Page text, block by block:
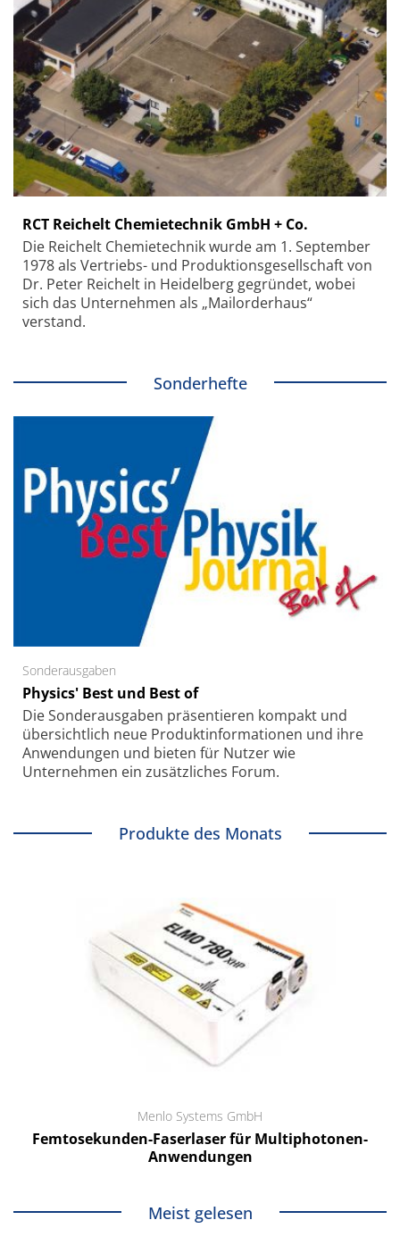
RCT Reichelt Chemietechnik GmbH + Co.
Die Reichelt Chemietechnik wurde am 1. September
1978 als Vertriebs- und Produktionsgesellschaft von
Dr. Peter Reichelt in Heidelberg gegründet, wobei
sich das Unternehmen als „Mailorderhaus“
verstand.
Sonderhefte
Sonderausgaben
Physics' Best und Best of
Die Sonder­ausgaben präsentieren kompakt und
übersichtlich neue Produkt­informationen und ihre
Anwendungen und bieten für Nutzer wie
Unternehmen ein zusätzliches Forum.
Produkte des Monats
Menlo Systems GmbH
Femtosekunden-Faserlaser für Multiphotonen-
Anwendungen
Meist gelesen